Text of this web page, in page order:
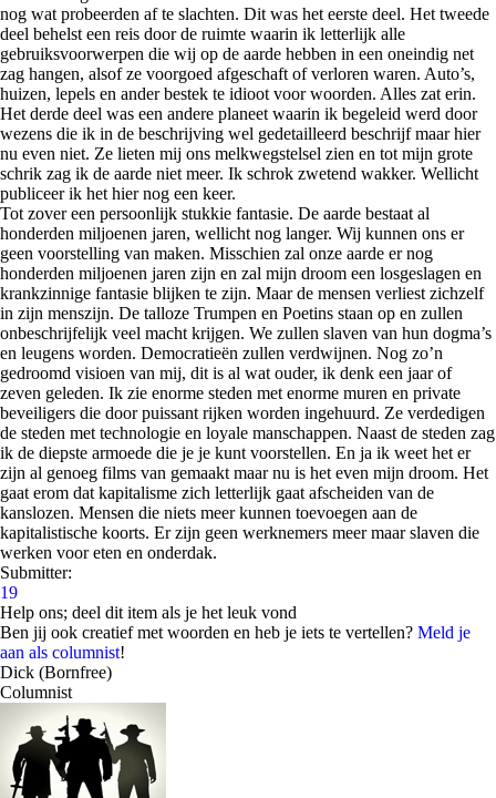
nog wat probeerden af te slachten. Dit was het eerste deel. Het tweede
deel behelst een reis door de ruimte waarin ik letterlijk alle
gebruiksvoorwerpen die wij op de aarde hebben in een oneindig net
zag hangen, alsof ze voorgoed afgeschaft of verloren waren. Auto’s,
huizen, lepels en ander bestek te idioot voor woorden. Alles zat erin.
Het derde deel was een andere planeet waarin ik begeleid werd door
wezens die ik in de beschrijving wel gedetailleerd beschrijf maar hier
nu even niet. Ze lieten mij ons melkwegstelsel zien en tot mijn grote
schrik zag ik de aarde niet meer. Ik schrok zwetend wakker. Wellicht
publiceer ik het hier nog een keer.
Tot zover een persoonlijk stukkie fantasie. De aarde bestaat al
honderden miljoenen jaren, wellicht nog langer. Wij kunnen ons er
geen voorstelling van maken. Misschien zal onze aarde er nog
honderden miljoenen jaren zijn en zal mijn droom een losgeslagen en
krankzinnige fantasie blijken te zijn. Maar de mensen verliest zichzelf
in zijn menszijn. De talloze Trumpen en Poetins staan op en zullen
onbeschrijfelijk veel macht krijgen. We zullen slaven van hun dogma’s
en leugens worden. Democratieën zullen verdwijnen. Nog zo’n
gedroomd visioen van mij, dit is al wat ouder, ik denk een jaar of
zeven geleden. Ik zie enorme steden met enorme muren en private
beveiligers die door puissant rijken worden ingehuurd. Ze verdedigen
de steden met technologie en loyale manschappen. Naast de steden zag
ik de diepste armoede die je je kunt voorstellen. En ja ik weet het er
zijn al genoeg films van gemaakt maar nu is het even mijn droom. Het
gaat erom dat kapitalisme zich letterlijk gaat afscheiden van de
kanslozen. Mensen die niets meer kunnen toevoegen aan de
kapitalistische koorts. Er zijn geen werknemers meer maar slaven die
werken voor eten en onderdak.
Submitter:
19
Help ons; deel dit item als je het leuk vond
Ben jij ook creatief met woorden en heb je iets te vertellen? Meld je
aan als columnist!
Dick (Bornfree)
Columnist